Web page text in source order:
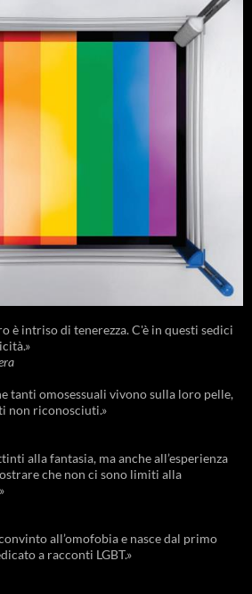
è intriso di tenerezza. C'è in questi sedici
tanti omosessuali vivono sulla loro pelle,
non riconosciuti.»
alla fantasia, ma anche all’esperienza
che non ci sono limiti alla
all’omofobia e nasce dal primo
a racconti LGBT.»